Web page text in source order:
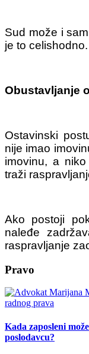
Sud može i
je to celishodno.
​Obustavljanje
Ostavinski
nije imao
imovinu, a
traži
Ako postoji
naleđe
raspravljanje
Pravo
Kada zaposleni
poslodavcu?